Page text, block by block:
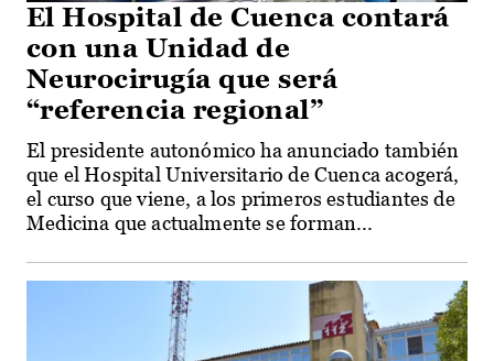
El Hospital de Cuenca contará
con una Unidad de
Neurocirugía que será
“referencia regional”
El presidente autonómico ha anunciado también
que el Hospital Universitario de Cuenca acogerá,
el curso que viene, a los primeros estudiantes de
Medicina que actualmente se forman...